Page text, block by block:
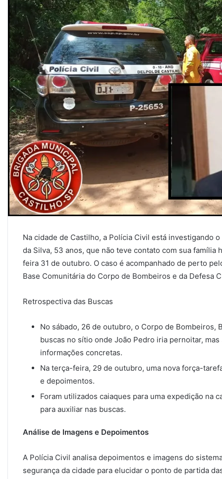
Na cidade de Castilho, a Polícia Civil está investigando
da Silva, 53 anos, que não teve contato com sua família
feira 31 de outubro. O caso é acompanhado de perto
Base Comunitária do Corpo de Bombeiros e da Defesa
Retrospectiva das Buscas
No sábado, 26 de outubro, o Corpo de Bombeiros,
buscas no sítio onde João Pedro iria pernoitar,
informações concretas.
Na terça-feira, 29 de outubro, uma nova força-
e depoimentos.
Foram utilizados caiaques para uma expedição na
para auxiliar nas buscas.
Análise de Imagens e Depoimentos
A Polícia Civil analisa depoimentos e imagens do
segurança da cidade para elucidar o ponto de partida